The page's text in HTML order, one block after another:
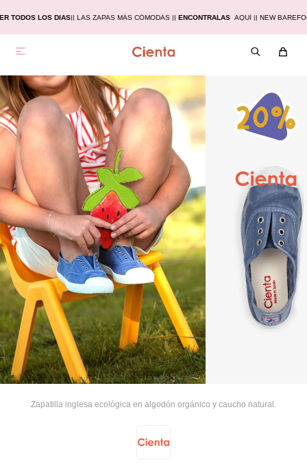
TODOS LOS DIAS|| LAS ZAPAS MÁS CÓMODAS | |ENCONTRALAS AQUÍ | | NEW

Zapatilla inglesa ecológica en algodón orgánico y caucho natural.